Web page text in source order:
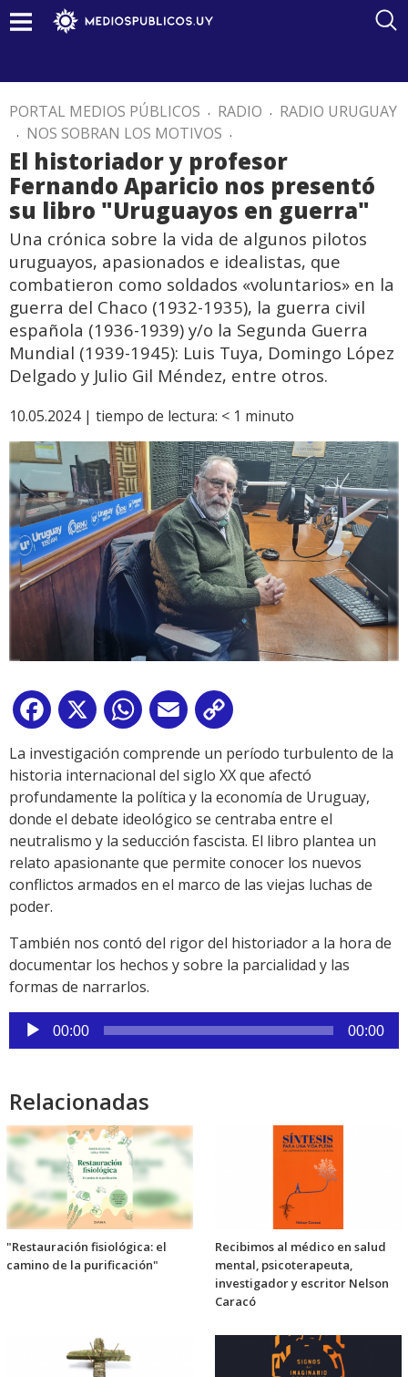
PORTAL MEDIOS PÚBLICOS . RADIO . RADIO URUGUAY
. NOS SOBRAN LOS MOTIVOS .
El historiador y profesor
Fernando Aparicio nos presentó
su libro "Uruguayos en guerra"
Una crónica sobre la vida de algunos pilotos
uruguayos, apasionados e idealistas, que
combatieron como soldados «voluntarios» en la
guerra del Chaco (1932-1935), la guerra civil
española (1936-1939) y/o la Segunda Guerra
Mundial (1939-1945): Luis Tuya, Domingo López
Delgado y Julio Gil Méndez, entre otros.
10.05.2024 | tiempo de lectura: < 1 minuto
Facebook
X WhatsApp
Email
Link
La investigación comprende un período turbulento de la
historia internacional del siglo XX que afectó
profundamente la política y la economía de Uruguay,
donde el debate ideológico se centraba entre el
neutralismo y la seducción fascista. El libro plantea un
relato apasionante que permite conocer los nuevos
conflictos armados en el marco de las viejas luchas de
poder.
También nos contó del rigor del historiador a la hora de
documentar los hechos y sobre la parcialidad y las
formas de narrarlos.
Reproductor
de
00:00 00:00
Relacionadas
"Restauración fisiológica: el
camino de la purificación"
Recibimos al médico en salud
mental, psicoterapeuta,
investigador y escritor Nelson
Caracó